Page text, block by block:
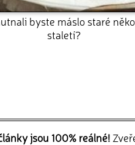
byste máslo staré
staletí?
jsou 100% reálné!